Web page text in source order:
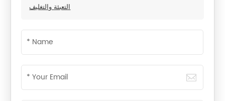
التعبئة والتغليف